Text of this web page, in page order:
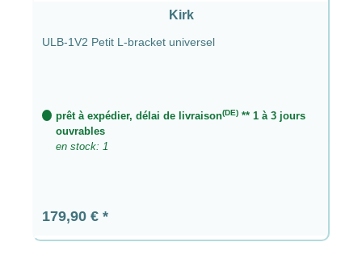
Kirk
ULB-1V2 Petit L-bracket universel
prêt à expédier, délai de livraison(DE) ** 1 à 3 jours
ouvrables
en stock: 1
Prix régulier :
179,90 €